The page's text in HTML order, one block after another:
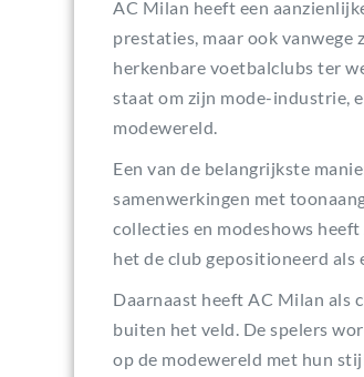
AC Milan heeft een
prestaties, maar ook
herkenbare voetbalclubs ter
staat om zijn mode-industrie,
modewereld.
Een van de belangrijkste
samenwerkingen met
collecties en modeshows
het de club gepositioneerd als
Daarnaast heeft AC Milan als
buiten het veld. De spelers
op de modewereld met hun